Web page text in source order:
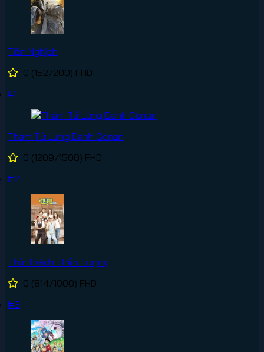
Tiên Nghịch
0 (152/200) FHD
#1
Thám Tử Lừng Danh Conan
0 (1209/1500) FHD
#2
Thử Thách Thần Tượng
0 (814/1000) FHD
#3